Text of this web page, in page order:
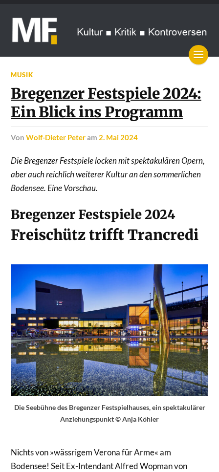
MUSIK
Bregenzer Festspiele 2024:
Ein Blick ins Programm
vonWolf-Dieter Peteram 2. Mai 2024
Die Bregenzer Festspiele locken mit spektakulären Opern,
aber auch reichlich weiterer Kultur an den sommerlichen
Bodensee. Eine Vorschau.
Bregenzer Festspiele 2024
Freischütz trifft Trancredi
Die Seebühne des Bregenzer Festspielhauses, ein spektakulärer
Anziehungspunkt © Anja Köhler
Nichts von »wässrigem Verona für Arme« am
Bodensee! Seit Ex-Intendant Alfred Wopman von